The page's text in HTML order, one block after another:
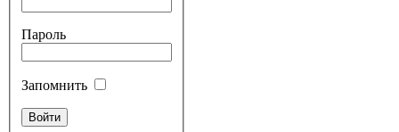
Пароль
Запомнить